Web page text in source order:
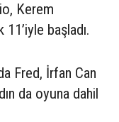
Kerem
başladı.
Fred, İrfan Can
da oyuna dahil